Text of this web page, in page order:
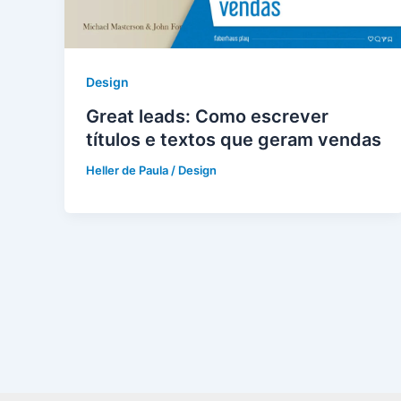
Design
Great leads: Como escrever
títulos e textos que geram vendas
Heller de Paula / Design